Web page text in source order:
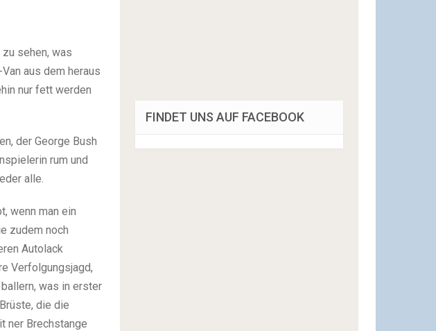
sehen, was
aus dem heraus
nur fett werden
der George Bush
rum und
alle.
wenn man ein
zudem noch
Autolack
Verfolgungsjagd,
was in erster
die die
ner Brechstange
FINDET UNS AUF FACEBOOK